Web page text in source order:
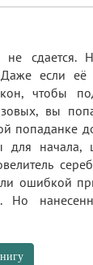
не сдается.
Даже если
чтобы
вы
попаданке
для
ошибкой
Но